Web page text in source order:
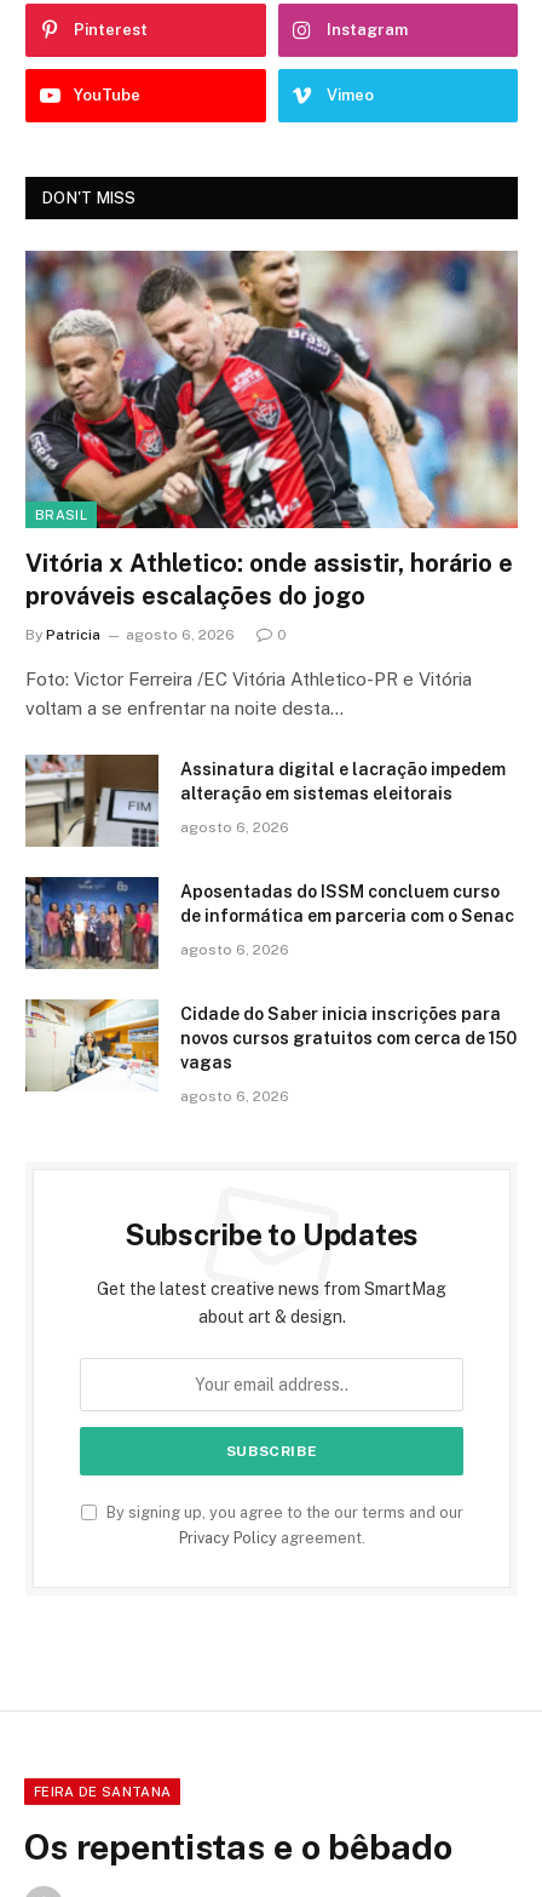
Pinterest Instagram
YouTube Vimeo
DON'T MISS
BRASIL
Vitória x Athletico: onde assistir, horário e
prováveis escalações do jogo
By Patricia agosto 6, 2026 0
Foto: Victor Ferreira /EC Vitória Athletico-PR e Vitória
voltam a se enfrentar na noite desta…
Assinatura digital e lacração impedem
alteração em sistemas eleitorais
agosto 6, 2026
Aposentadas do ISSM concluem curso
de informática em parceria com o Senac
agosto 6, 2026
Cidade do Saber inicia inscrições para
novos cursos gratuitos com cerca de 150
vagas
agosto 6, 2026
Subscribe to Updates
Get the latest creative news from SmartMag
about art & design.
By signing up, you agree to the our terms and our
Privacy Policyagreement.
FEIRA DE SANTANA
Os repentistas e o bêbado